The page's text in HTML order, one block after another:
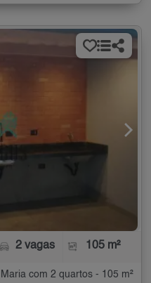
2 vagas 105 m²
com 2 quartos - 105 m²